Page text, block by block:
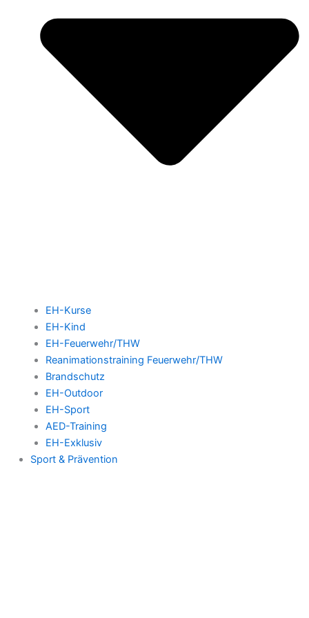
EH-Kurse
EH-Kind
EH-Feuerwehr/THW
Reanimationstraining Feuerwehr/THW
Brandschutz
EH-Outdoor
EH-Sport
AED-Training
EH-Exklusiv
Sport & Prävention